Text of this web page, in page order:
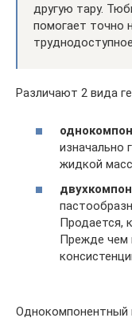
другую тару.
помогает точно
Различают 2 вида
изначально
жидкой
Продается,
Прежде чем
Однокомпонентный